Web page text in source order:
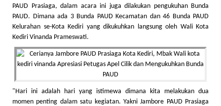
PAUD Prasiaga, dalam acara ini juga dilakukan pengukuhan Bunda
PAUD. Dimana ada 3 Bunda PAUD Kecamatan dan 46 Bunda PAUD
Kelurahan se-Kota Kediri yang dikukuhkan langsung oleh Wali Kota
Kediri Vinanda Prameswati.
"Hari ini adalah hari yang istimewa dimana kita melakukan dua
momen penting dalam satu kegiatan. Yakni Jambore PAUD Prasiaga